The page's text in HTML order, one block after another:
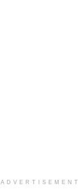
ADVERTISEMENT